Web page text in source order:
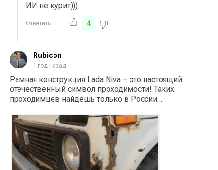
ИИ не курит)))
Ответить 4
Rubicon
1 год назад
Рамная конструкция Lada Niva – это настоящий
отечественный символ проходимости! Таких
проходимцев найдешь только в России…